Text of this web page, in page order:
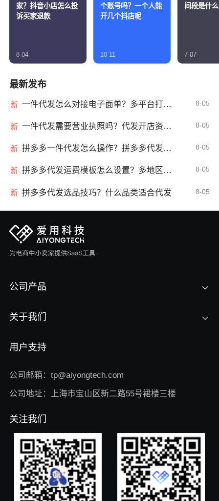
家？抖音小店怎么投
诉买家退款
8-04
个账号吗？一个人能
开几个抖店呢
10-11
间段是什
7-07
最新发布
新 一件代发怎么对接电子面单？多平台打单发货教程 8-05
新 一件代发需要营业执照吗？代发开店资质详解 8-05
新 拼多多一件代发怎么操作？拼多多代发全流程 8-05
新 拼多多代发运费模板怎么设置？多地区运费 8-05
新 拼多多代发选品技巧？什么品类适合代发 8-05
公司产品
关于我们
用户支持
公司邮箱：tp@aiyongtech.com
公司地址：上海市宝山区新二路55号裙楼三楼
关注我们